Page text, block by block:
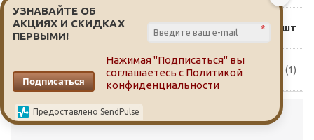
534 руб./шт
Доступно для заказа (1)
Выбрать аптеку
УЗНАВАЙТЕ ОБ
АКЦИЯХ И СКИДКАХ
ПЕРВЫМИ!
*
Подписаться
Нажимая "Подписаться" вы
соглашаетесь с Политикой
конфиденциальности
Предоставлено SendPulse